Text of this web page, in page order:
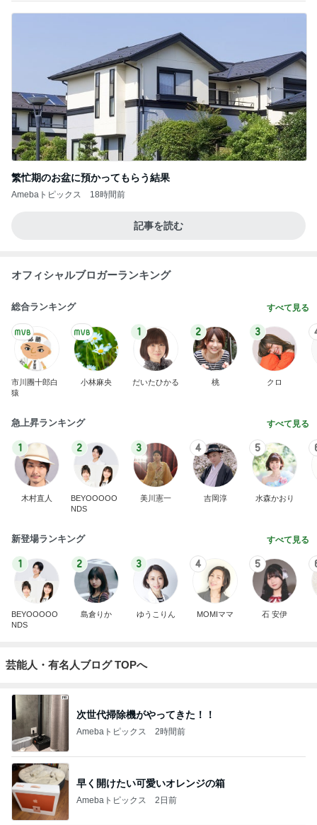
繁忙期のお盆に預かってもらう結果
Amebaトピックス 18時間前
記事を読む
オフィシャルブロガーランキング
総合ランキング すべて見る
市川團十郎白
猿
小林麻央
1
だいたひかる
2
桃
3
クロ
急上昇ランキング すべて見る
1
木村直人
2
BEYOOOOO
NDS
3
美川憲一
4
吉岡淳
5
水森かおり
新登場ランキング すべて見る
1
BEYOOOOO
NDS
2
島倉りか
3
ゆうこりん
4
MOMIママ
5
石 安伊
芸能人・有名人ブログ TOPへ
次世代掃除機がやってきた！！
Amebaトピックス 2時間前
早く開けたい可愛いオレンジの箱
Amebaトピックス 2日前